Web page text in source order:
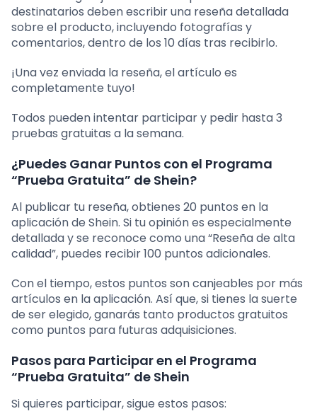
destinatarios deben escribir una reseña detallada
sobre el producto, incluyendo fotografías y
comentarios, dentro de los 10 días tras recibirlo.
¡Una vez enviada la reseña, el artículo es
completamente tuyo!
Todos pueden intentar participar y pedir hasta 3
pruebas gratuitas a la semana.
¿Puedes Ganar Puntos con el Programa
“Prueba Gratuita” de Shein?
Al publicar tu reseña, obtienes 20 puntos en la
aplicación de Shein. Si tu opinión es especialmente
detallada y se reconoce como una “Reseña de alta
calidad”, puedes recibir 100 puntos adicionales.
Con el tiempo, estos puntos son canjeables por más
artículos en la aplicación. Así que, si tienes la suerte
de ser elegido, ganarás tanto productos gratuitos
como puntos para futuras adquisiciones.
Pasos para Participar en el Programa
“Prueba Gratuita” de Shein
Si quieres participar, sigue estos pasos: